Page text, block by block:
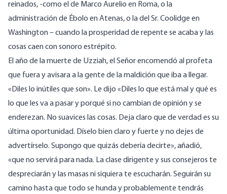
reinados, -como el de Marco Aurelio en Roma, o la
administración de Ébolo en Atenas, o la del Sr. Coolidge en
Washington – cuando la prosperidad de repente se acaba y las
cosas caen con sonoro estrépito.
El año de la muerte de Uzziah, el Señor encomendó al profeta
que fuera y avisara a la gente de la maldición que iba a llegar.
«Diles lo inútiles que son». Le dijo «Diles lo que está mal y qué es
lo que les va a pasar y porqué si no cambian de opinión y se
enderezan. No suavices las cosas. Deja claro que de verdad es su
última oportunidad. Díselo bien claro y fuerte y no dejes de
advertírselo. Supongo que quizás debería decirte», añadió,
«que no servirá para nada. La clase dirigente y sus consejeros te
despreciarán y las masas ni siquiera te escucharán. Seguirán su
camino hasta que todo se hunda y probablemente tendrás